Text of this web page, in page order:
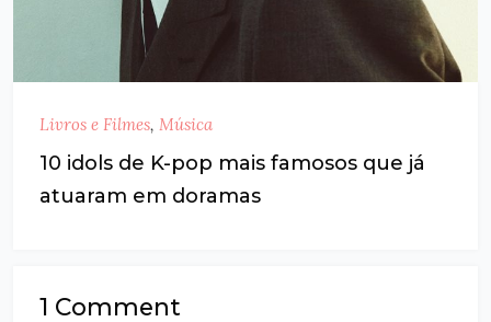
Livros e Filmes, Música
10 idols de K-pop mais famosos que já
atuaram em doramas
1 Comment